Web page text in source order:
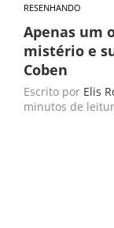
RESENHANDO
Apenas um
mistério e
Coben
Escrito por Elis
minutos de